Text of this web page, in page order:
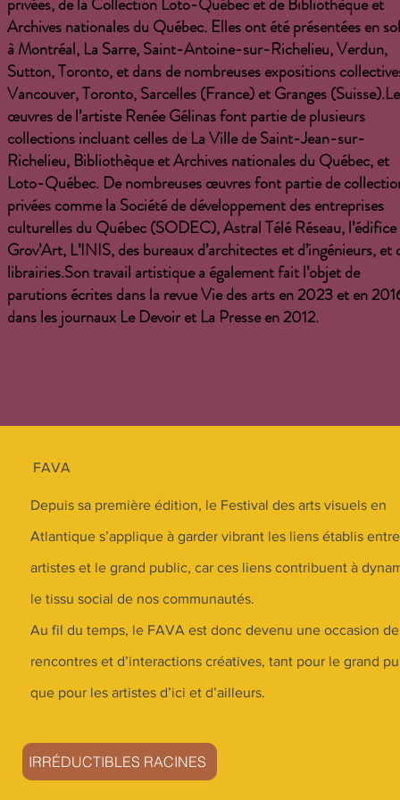
Archives nationales du Québec. Elles ont été présentées en
à Montréal, La Sarre, Saint-Antoine-sur-Richelieu, Verdun,
Sutton, Toronto, et dans de nombreuses expositions
Vancouver, Toronto, Sarcelles (France) et Granges
œuvres de l’artiste Renée Gélinas font partie de plusieurs
collections incluant celles de La Ville de Saint-Jean-sur-
Richelieu, Bibliothèque et Archives nationales du Québec, et
Loto-Québec. De nombreuses œuvres font partie de
privées comme la Société de développement des entreprises
culturelles du Québec (SODEC), Astral Télé Réseau, l’édifice
Grov’Art, L’INIS, des bureaux d’architectes et d’ingénieurs, et
librairies.Son travail artistique a également fait l’objet de
parutions écrites dans la revue Vie des arts en 2023 et en
dans les journaux Le Devoir et La Presse en 2012.
FAVA
Depuis sa première édition, le Festival des arts visuels en
Atlantique s’applique à garder vibrant les liens établis
artistes et le grand public, car ces liens contribuent à
le tissu social de nos communautés.
Au fil du temps, le FAVA est donc devenu une occasion de
rencontres et d’interactions créatives, tant pour le grand
que pour les artistes d’ici et d’ailleurs.
IRRÉDUCTIBLES RACINES